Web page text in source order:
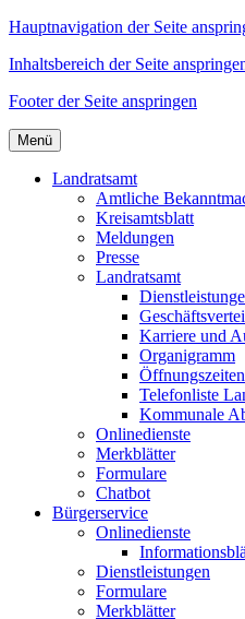
Hauptnavigation der Seite
Inhaltsbereich der Seite
Footer der Seite anspringen
Menü
Landratsamt
Amtliche
Kreisamtsblatt
Meldungen
Presse
Landratsamt
Karriere und
Organigramm
Öffnungszeiten
Telefonliste
Kommunale
Onlinedienste
Merkblätter
Formulare
Chatbot
Bürgerservice
Onlinedienste
Dienstleistungen
Formulare
Merkblätter